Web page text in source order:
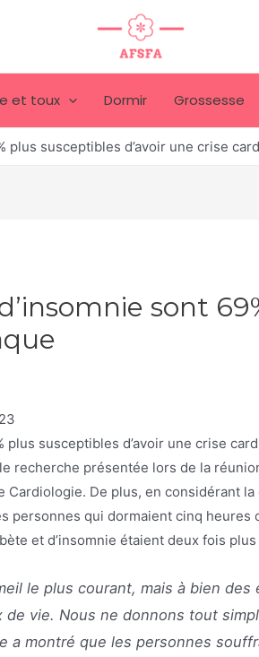
et toux Dormir Grossesse
plus susceptibles d’avoir une crise
sont
plus susceptibles d’avoir une crise
recherche présentée lors de la
Cardiologie. De plus, en considérant
personnes qui dormaient cinq
et d’insomnie étaient deux fois
le plus courant, mais à bien
de vie. Nous ne donnons tout
a montré que les personnes